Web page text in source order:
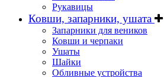
Рукавицы
Ковши, запарники, ушата
Запарники для веников
Ковши и черпаки
Ушаты
Шайки
Обливные устройства